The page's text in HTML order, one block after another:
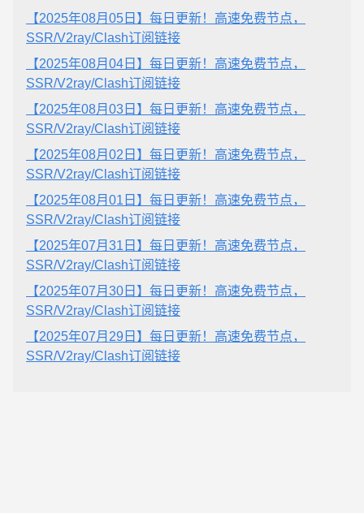
【2025年08月05日】每日更新！高速免费节点，
SSR/V2ray/Clash订阅链接
【2025年08月04日】每日更新！高速免费节点，
SSR/V2ray/Clash订阅链接
【2025年08月03日】每日更新！高速免费节点，
SSR/V2ray/Clash订阅链接
【2025年08月02日】每日更新！高速免费节点，
SSR/V2ray/Clash订阅链接
【2025年08月01日】每日更新！高速免费节点，
SSR/V2ray/Clash订阅链接
【2025年07月31日】每日更新！高速免费节点，
SSR/V2ray/Clash订阅链接
【2025年07月30日】每日更新！高速免费节点，
SSR/V2ray/Clash订阅链接
【2025年07月29日】每日更新！高速免费节点，
SSR/V2ray/Clash订阅链接